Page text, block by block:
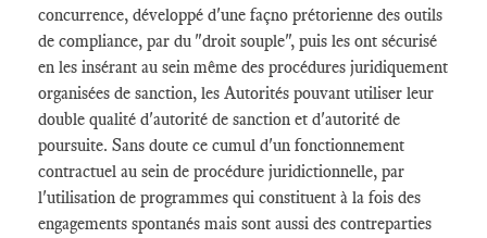
concurrence, développé d'une façno prétorienne des outils
de compliance, par du "droit souple", puis les ont sécurisé
en les insérant au sein même des procédures juridiquement
organisées de sanction, les Autorités pouvant utiliser leur
double qualité d'autorité de sanction et d'autorité de
poursuite. Sans doute ce cumul d'un fonctionnement
contractuel au sein de procédure juridictionnelle, par
l'utilisation de programmes qui constituent à la fois des
engagements spontanés mais sont aussi des contreparties